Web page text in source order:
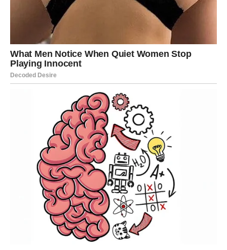
klasične okrugle krafne
trouglaste ili kvadratne oblike
punjene džemom ili sirom pre zatvaranja u oblik
jastučića
NE MORATE SE DRŽATI STANDARDA –
PUSTITE MAŠTI NA VOLJU!
3. Prženje – brzo i jednostavno
Iako se možda čini da je prženje komplikovano, zapravo
je veoma jednostavno kada se koristi prava temperatura i
dovoljno ulja.
Uputstvo za pravilno prženje: